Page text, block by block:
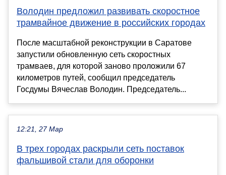
Володин предложил развивать скоростное
трамвайное движение в российских городах
После масштабной реконструкции в Саратове
запустили обновленную сеть скоростных
трамваев, для которой заново проложили 67
километров путей, сообщил председатель
Госдумы Вячеслав Володин. Председатель...
12:21, 27 Мар
В трех городах раскрыли сеть поставок
фальшивой стали для оборонки